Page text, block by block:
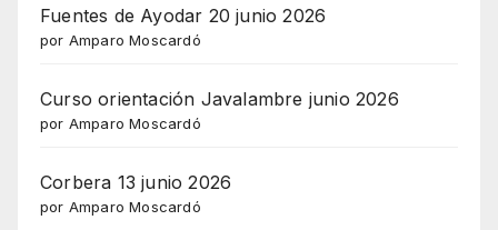
Fuentes de Ayodar 20 junio 2026
por Amparo Moscardó
Curso orientación Javalambre junio 2026
por Amparo Moscardó
Corbera 13 junio 2026
por Amparo Moscardó